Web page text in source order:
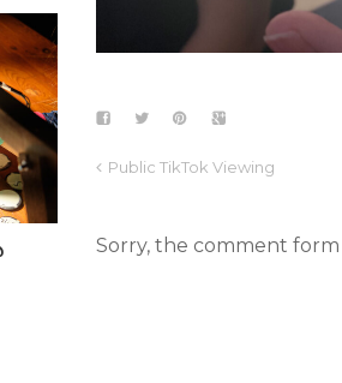
Public TikTok Viewing
Sorry, the comment form